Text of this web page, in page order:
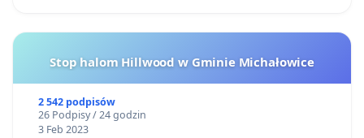
Stop halom Hillwood w Gminie Michałowice
2 542 podpisów
26 Podpisy / 24 godzin
3 Feb 2023